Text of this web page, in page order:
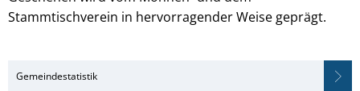
Stammtischverein in hervorragender Weise geprägt.
Gemeindestatistik